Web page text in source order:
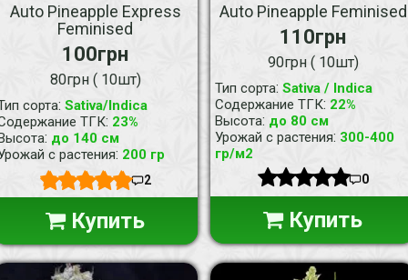
Auto Pineapple Express
Feminised
100грн
80грн ( 10шт)
сорта: Sativa/Indica
ТГК: 23%
: до 140 см
с растения: 200 гр
2
Купить
Auto Pineapple Feminised
110грн
90грн ( 10шт)
Тип сорта: Sativa / Indica
Содержание ТГК: 22%
Высота: до 80 см
Урожай с растения: 300-400
гр/м2
0
Купить